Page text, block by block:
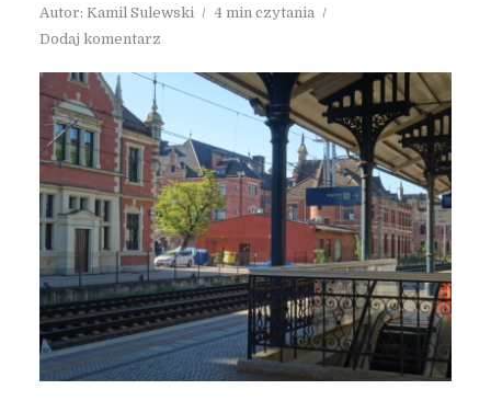
Autor: Kamil Sulewski
4 min czytania
Dodaj komentarz